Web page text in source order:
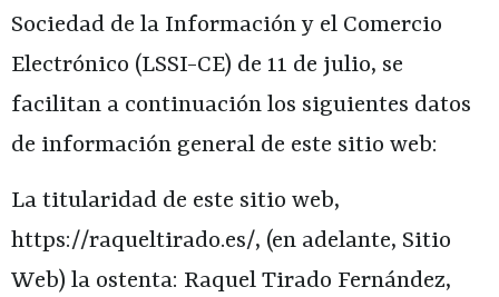
Sociedad de la Información y el Comercio
Electrónico (LSSI-CE) de 11 de julio, se
facilitan a continuación los siguientes datos
de información general de este sitio web:
La titularidad de este sitio web,
https://raqueltirado.es/, (en adelante, Sitio
Web) la ostenta: Raquel Tirado Fernández,